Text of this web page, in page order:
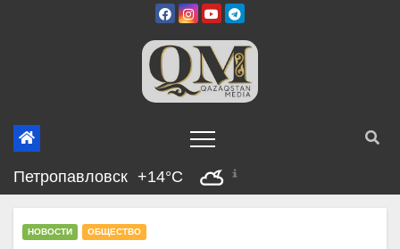
Петропавловск +14°C
НОВОСТИ ОБЩЕСТВО